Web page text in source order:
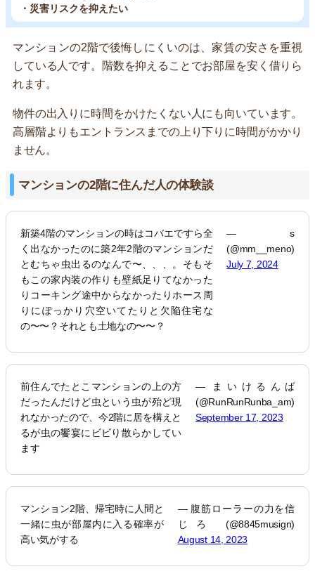
・災害リスクを抑えたい
マンションの2階で後悔しにくいのは、家賃の安さを重視
している人です。階数を抑えることでお部屋を安く借りら
れます。
物件の出入りに時間をかけたくない人にも向いています。
高層階よりもエントランスまでの上り下りに時間がかかり
ません。
マンションの2階に住んだ人の体験談
新築4階のマンションの時はコバエですら全
く出なかったのに築2年2階のマンションだ
とむちゃ虫出るのなんで〜、、、。そもそ
もこの家内装の作りも壁紙足りてなかった
りコーキング途中からなかったりホース周
りにぽっかり穴空いてたりと欠陥住宅な
の〜〜？それとも土地なの〜〜？
— s
(@mm__meno)
July 7, 2024
前住んでたとこマンションの上の方
だったんだけど虫という虫が殆ど現
れなかったので、今2階に居を構えと
るが虫の饗宴にビビり散らかしてい
ます
— まいけるんば
(@RunRunRunba_am)
September 17, 2023
マンション2階、帰宅時に人間と
一緒に虫が部屋内に入る確率が
高い気がする
— 腹筋ローラーの力を信
じろ (@8845musign)
August 14, 2023